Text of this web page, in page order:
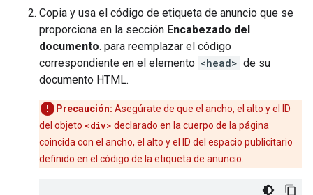
Copia y usa el código de etiqueta de anuncio que se
proporciona en la sección Encabezado del
documento. para reemplazar el código
correspondiente en el elemento <head> de su
documento HTML.
Precaución: Asegúrate de que el ancho, el alto y el ID
del objeto <div> declarado en la cuerpo de la página
coincida con el ancho, el alto y el ID del espacio publicitario
definido en el código de la etiqueta de anuncio.